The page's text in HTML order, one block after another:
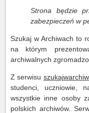
Strona będzie
zabezpieczeń w
Szukaj w Archiwach to
na którym
archiwalnych
Z serwisu
studenci, uczniowie,
wszystkie inne osoby
polskich archiwów.